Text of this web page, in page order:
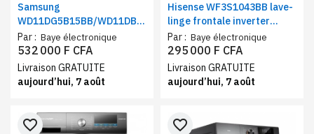
Samsung
WD11DG5B15BB/WD11DB7B85GB,
lave-linge 11Kg, sèche-
linge 6Kg |Classe D, WiFi,
smartThings connecté
Par : Baye électronique
532 000 F CFA
Livraison GRATUITE
aujourd’hui, 7 août
Hisense WF3S1043BB lave-
linge frontale inverter
10.5KG | Machine à Laver
grande Capacité 1400
tr/min
Par : Baye électronique
295 000 F CFA
Livraison GRATUITE
aujourd’hui, 7 août
favorite_border favorite_border